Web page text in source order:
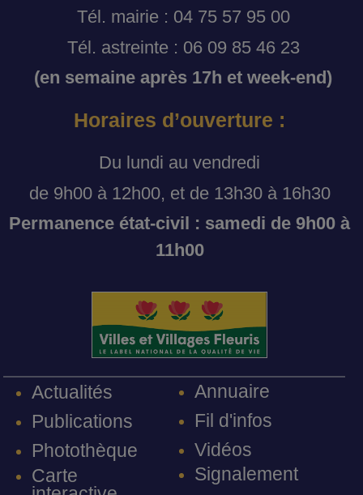
Tél. mairie : 04 75 57 95 00
Tél. astreinte : 06 09 85 46 23
(en semaine après 17h et week-end)
Horaires d’ouverture :
Du lundi au vendredi
de 9h00 à 12h00, et de 13h30 à 16h30
Permanence état-civil : samedi de 9h00 à
11h00
Actualités
Publications
Photothèque
Carte
Annuaire
Fil d'infos
Vidéos
Signalement